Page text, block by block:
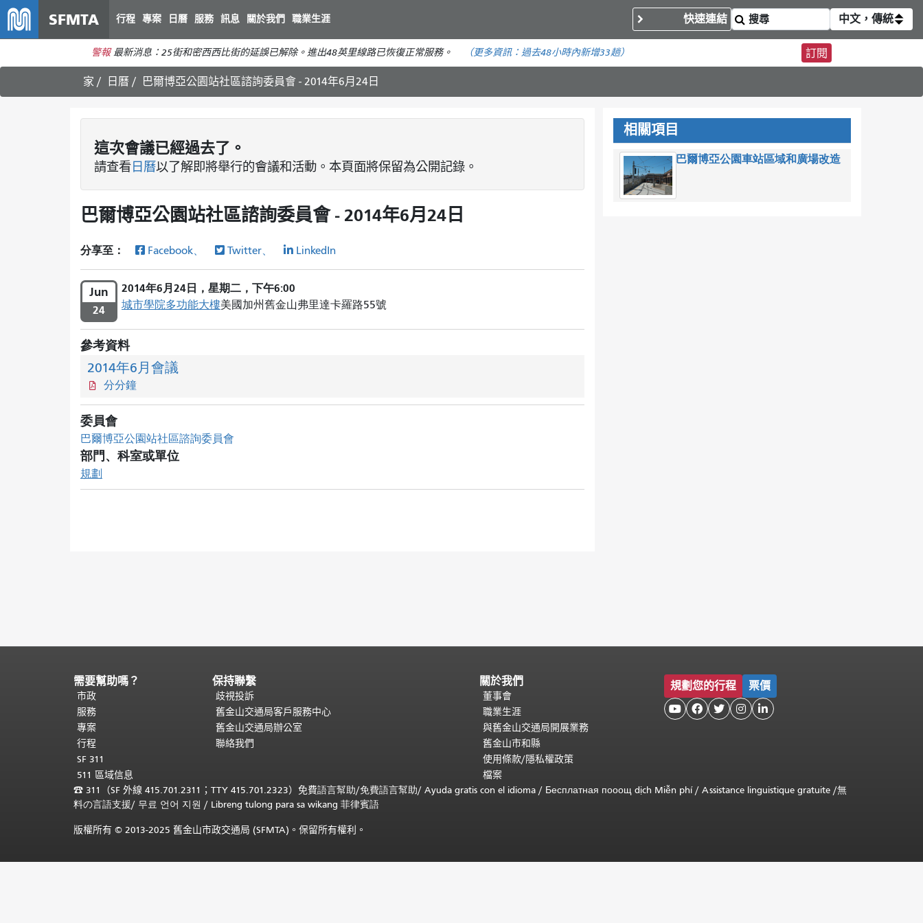
主
要
SFMTA 行程 專案 日曆 服務 訊息 關於我們 職業生涯 快速連結 中文，傳統
警報 最新消息：25街和密西西比街的延誤已解除。進出48英里線路已恢復正常服務。 （更多資訊： 過去48小時內新增33趟） 訂閱
家 日曆 巴爾博亞公園站社區諮詢委員會 - 2014年6月24日
這次會議已經過去了。
請查看日曆以了解即將舉行的會議和活動。本頁面將保留為公開記錄。
巴爾博亞公園站社區諮詢委員會 - 2014年6月24日
分享至： Facebook、 Twitter、 LinkedIn
Jun
24
2014年6月24日，星期二，下午6:00
城市學院多功能大樓美國加州舊金山弗里達卡羅路55號
參考資料
2014年6月會議
分分鐘
委員會
巴爾博亞公園站社區諮詢委員會
部門、科室或單位
規劃
相關項目
巴爾博亞公園車站區域和廣場改造
頁
面
內
容
結
束。本
餘
內
容
需要幫助嗎？
市政
服務
專案
行程
SF 311
511 區域信息
保持聯繫
歧視投訴
舊金山交通局客戶服務中心
舊金山交通局辦公室
聯絡我們
關於我們
董事會
職業生涯
與舊金山交通局開展業務
舊金山市和縣
使用條款/隱私權政策
檔案
規劃您的行程 票價
    
☎ 311（SF 外線 415.701.2311；TTY 415.701.2323）免費語言幫助/免費語言幫助/ Ayuda gratis con el idioma / Бесплатная пооощ dịch Miễn phí/ Assistance linguistique gratuite /無
料の言語支援/ 무료 언어 지원 / Libreng tulong para sa wikang 菲律賓語
版權所有 © 2013-2025 舊金山市政交通局 (SFMTA)。保留所有權利。